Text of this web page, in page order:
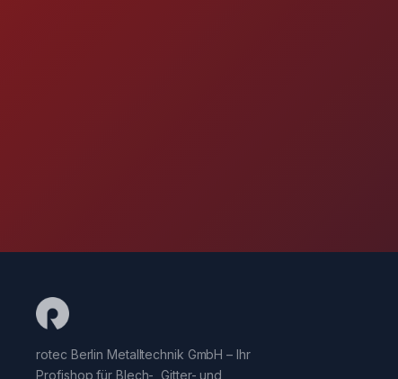
rotec Berlin Metalltechnik GmbH – Ihr
Profishop für Blech-, Gitter- und